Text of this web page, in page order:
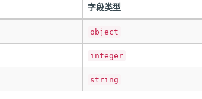
字段类型
object
integer
string